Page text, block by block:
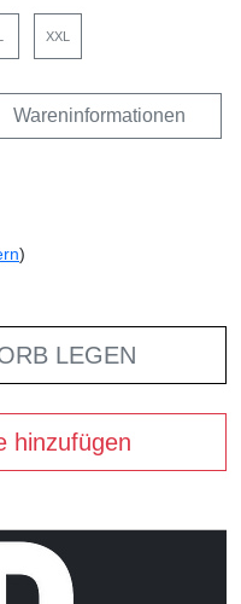
XXL
Wareninformationen
)
LEGEN
hinzufügen